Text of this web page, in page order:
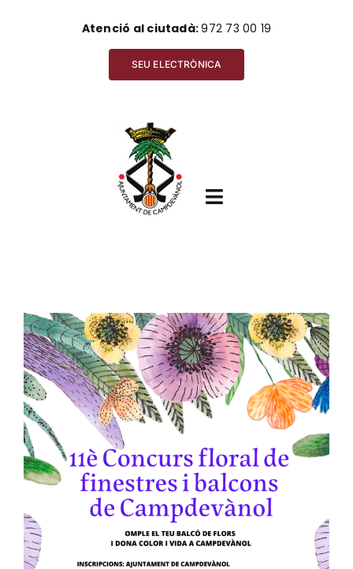
Atenció al ciutadà:972 73 00 19
SEU ELECTRÒNICA
Toggle
Ajuntament
Ciutadania
Actualitat
Cerca
View
Larger
Image